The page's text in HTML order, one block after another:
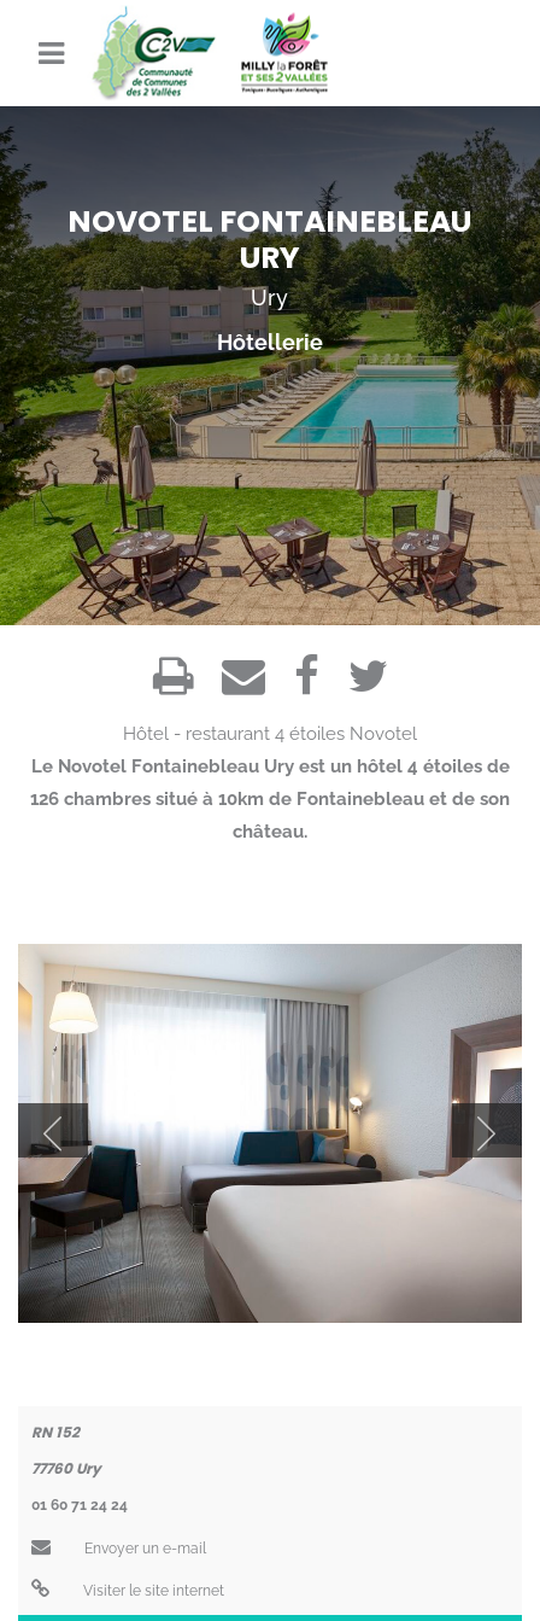
NOVOTEL FONTAINEBLEAU
URY
Ury
Hôtellerie
Hôtel - restaurant 4 étoiles Novotel
Le Novotel Fontainebleau Ury est un hôtel 4 étoiles de
126 chambres situé à 10km de Fontainebleau et de son
château.
RN 152
77760 Ury
01 60 71 24 24
Envoyer un e-mail
Visiter le site internet